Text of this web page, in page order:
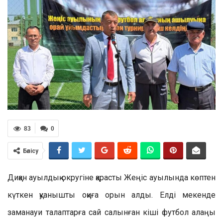
0
83
Бөлісу
Диқан ауылдық округіне қарасты Жеңіс ауылында көптен
күткен қуанышты оқиға орын алды. Елді мекенде
заманауи талаптарға сай салынған кіші футбол алаңы